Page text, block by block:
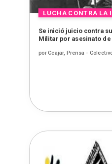
Se inició juicio contra
Militar por asesinato
porCcajar, Prensa -